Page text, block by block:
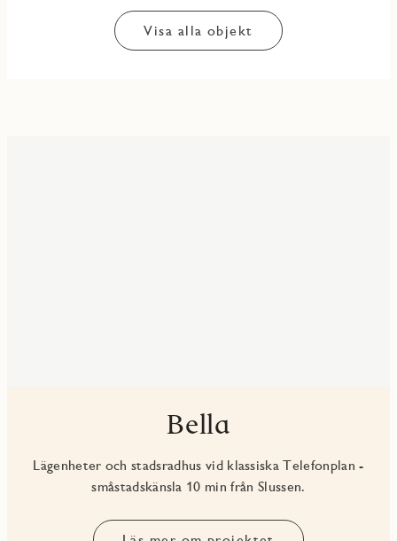
Visa alla objekt
Bella
Lägenheter och stadsradhus vid klassiska Telefonplan -
småstadskänsla 10 min från Slussen.